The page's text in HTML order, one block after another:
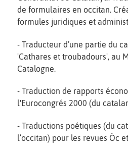
de formulaires en occitan.
formules juridiques et
- Traducteur d’une partie du
'Cathares et troubadours', au
Catalogne.
- Traduction de rapports
l'Eurocongrés 2000 (du
- Traductions poétiques (du
l’occitan) pour les revues Òc